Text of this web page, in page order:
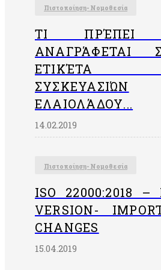
Πιστοποίηση- Νομοθεσία
ΤΙ ΠΡΈΠΕΙ
ΑΝΑΓΡΆΦΕΤΑΙ
EΤΙΚΈΤΑ
ΣΥΣΚΕΥΑΣΙΏΝ
ΕΛΑΙΟΛΆΔΟΥ...
14.02.2019
Πιστοποίηση- Νομοθεσία
ISO 22000:2018 –
VERSION-
CHANGES
15.04.2019